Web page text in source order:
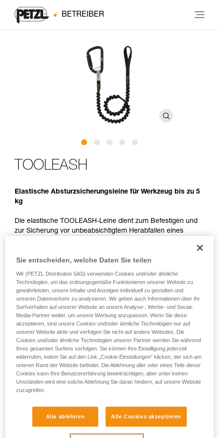
BETREIBER
TOOLEASH
Elastische Absturzsicherungsleine für Werkzeug bis zu 5
kg
Die elastische TOOLEASH-Leine dient zum Befestigen und
zur Sicherung vor unbeabsichtigtem Herabfallen eines
Befestigungssystem ermöglicht eine dauerhafte Verbindung
TOOLEASH ist Teil einer Komplettlösung zum Schutz vor
unbeabsichtigtem Herabfallen von Werkzeug.
HOW TO Use ou solutions for dropped tool
prevention
Sie entscheiden, welche Daten Sie teilen
Wir (PETZL Distribution SAS) verwenden Cookies und/oder ähnliche
Technologien, um das ordnungsgemäße Funktionieren unserer Website zu
gewährleisten, unsere Inhalte und Anzeigen individuell zu gestalten und
unseren Datenverkehr zu analysieren. Wir geben auch Informationen über Ihr
Surfverhalten auf unserer Website an unsere Analyse-, Werbe- und Social-
Media-Partner weiter, um unsere Werbung anzupassen. Wenn Sie diese
akzeptieren, sind unsere Cookies und/oder ähnliche Technologien nur auf
unserer Website aktiv und verfolgen Sie nicht auf andere Websites. Die
Cookies und/oder ähnliche Technologien unserer Partner werden Sie während
Ihres gesamten Surfens verfolgen. Sie können Ihre Einwilligung jederzeit
widerrufen, indem Sie auf den Link „Cookie-Einstellungen“ klicken, der sich am
unteren Rand der Website befindet. Die Ablehnung aller oder eines Teils dieser
Cookies kann Ihre Benutzererfahrung beeinträchtigen, aber unter keinen
Umständen wird eine solche Ablehnung Sie daran hindern, auf unsere Website
zuzugreifen.
Alle ablehnen Alle Cookies akzeptieren